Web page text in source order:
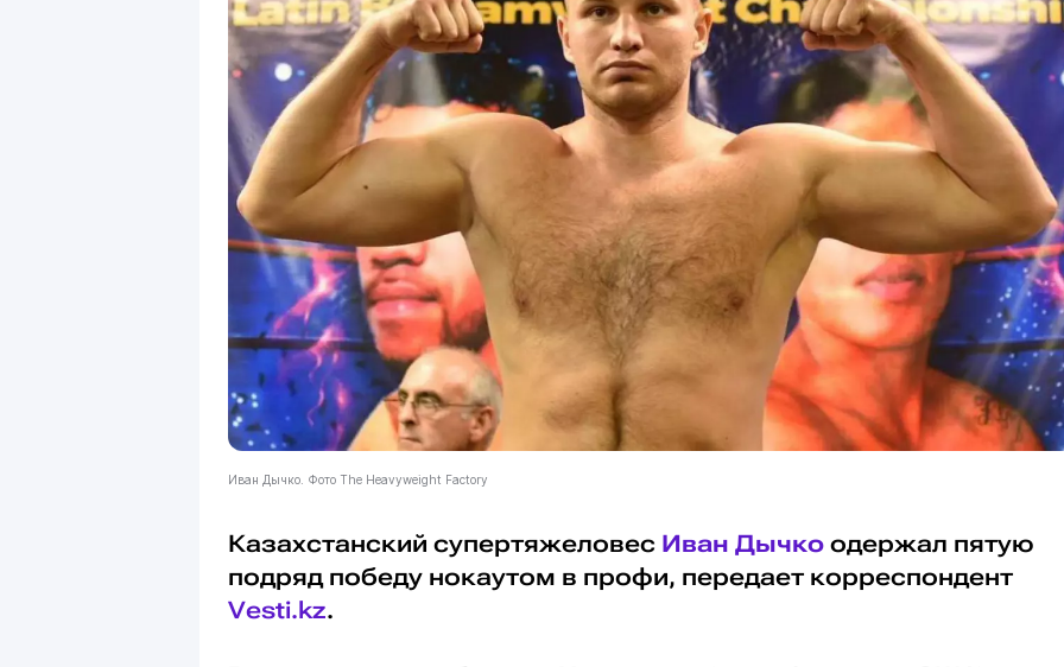
Иван Дычко. Фото The Heavyweight Factory
Казахстанский супертяжеловес Иван Дычко одержал пятую
подряд победу нокаутом в профи, передает корреспондент
Vesti.kz.